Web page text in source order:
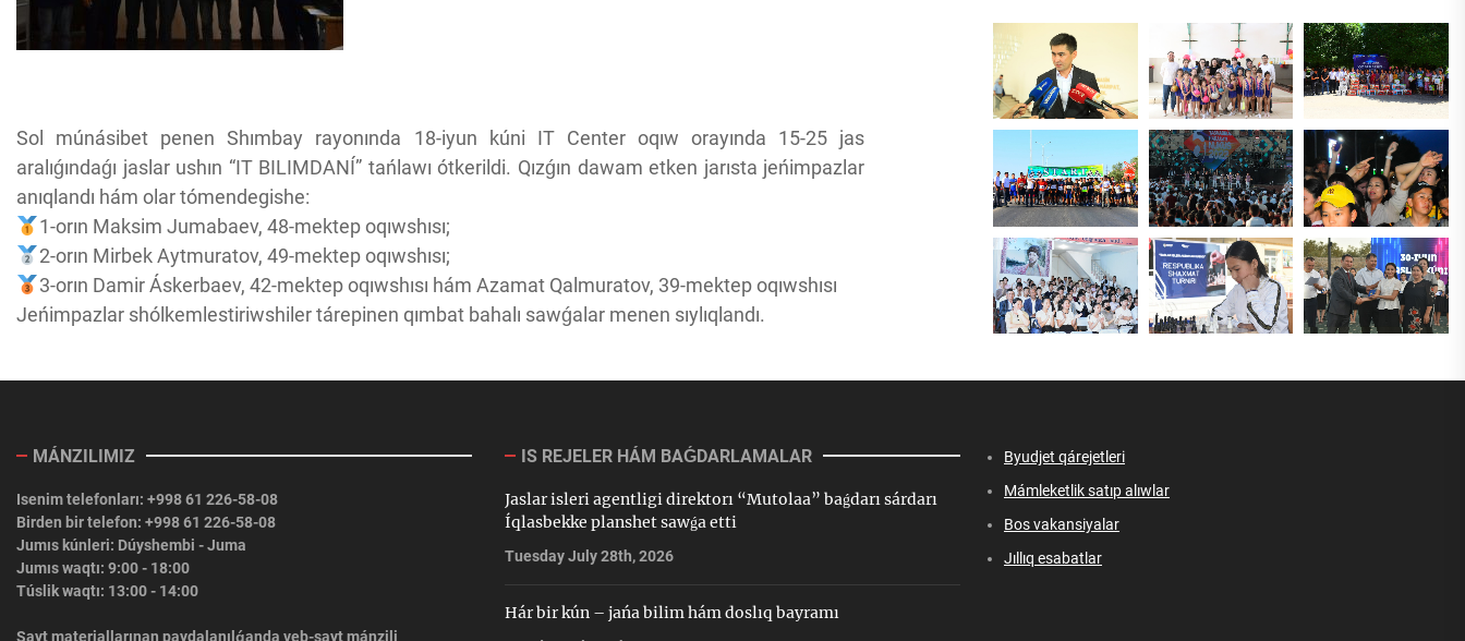
Sol múnásibet penen Shımbay rayonında 18-iyun kúni IT Center oqıw orayında 15-25 jas
aralıǵındaǵı jaslar ushın “IT BILIMDANÍ” tańlawı ótkerildi. Qızǵın dawam etken jarısta jeńimpazlar
anıqlandı hám olar tómendegishe:
1-orın Maksim Jumabaev, 48-mektep oqıwshısı;
2-orın Mirbek Aytmuratov, 49-mektep oqıwshısı;
3-orın Damir Áskerbaev, 42-mektep oqıwshısı hám Azamat Qalmuratov, 39-mektep oqıwshısı
Jeńimpazlar shólkemlestiriwshiler tárepinen qımbat bahalı sawǵalar menen sıylıqlandı.
MÁNZILIMIZ
Isenim telefonları: +998 61 226-58-08
Birden bir telefon: +998 61 226-58-08
Jumıs kúnleri: Dúyshembi - Juma
Jumıs waqtı: 9:00 - 18:00
Túslik waqtı: 13:00 - 14:00
Sayt materiallarınan paydalanılǵanda veb-sayt mánzili
IS REJELER HÁM BAǴDARLAMALAR
Jaslar isleri agentligi direktorı “Mutolaa” baǵdarı sárdarı
Íqlasbekke planshet sawǵa etti
Tuesday July 28th, 2026
Hár bir kún – jańa bilim hám doslıq bayramı
Byudjet qárejetleri
Mámleketlik satıp alıwlar
Bos vakansiyalar
Jıllıq esabatlar